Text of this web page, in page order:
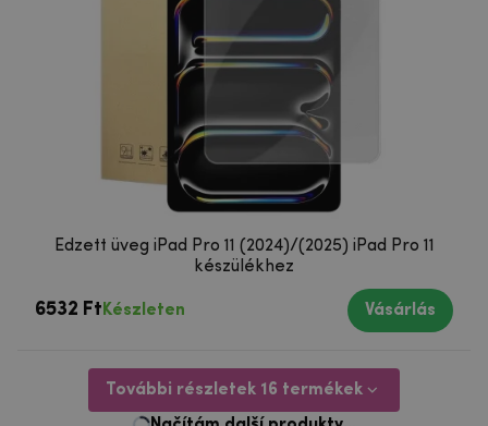
Edzett üveg iPad Pro 11 (2024)/(2025) iPad Pro 11
készülékhez
6532 Ft Készleten Vásárlás
További részletek 16 termékek